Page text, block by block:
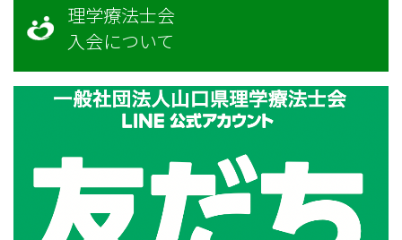
理学療法士会
入会について